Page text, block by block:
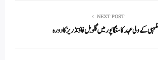
NEXT POST
کے ولی عہد کا سنگاپور میں گلوبل فاؤنڈریز کا دورہ